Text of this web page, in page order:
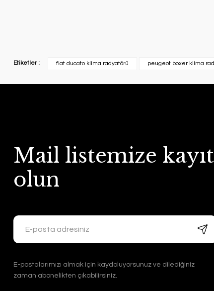
Etiketler : fiat ducato klima radyatörü peugeot boxer klima
Mail listemize kayıt
olun
E-postalarımızı almak için kaydoluyorsunuz ve dilediğiniz
zaman abonelikten çıkabilirsiniz.